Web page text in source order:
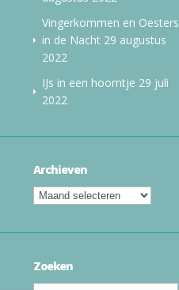
Vingerkommen en Oesters
in de Nacht 29 augustus
2022
IJs in een hoorntje 29 juli
2022
Archieven
Zoeken